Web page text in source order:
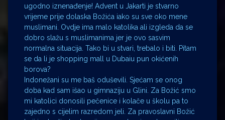
ugodno iznenađenje! Advent u Jakarti je stvarno
vrijeme prije dolaska Božića iako su sve oko mene
muslimani. Ovdje ima malo katolika ali izgleda da se
dobro slažu s muslimanima jer je ovo sasvim
normalna situacija. Tako bi u stvari, trebalo i biti. Pitam
se da li je shopping mall u Dubaiu pun okićenih
borova?
Indonežani su me baš oduševili. Sjećam se onog
doba kad sam išao u gimnaziju u Glini. Za Božić smo
mi katolici donosili pečenice i kolače u školu pa to
zajedno s cijelim razredom jeli. Za pravoslavni Božić